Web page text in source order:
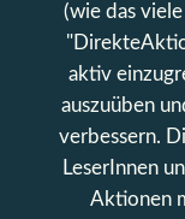
(wie das
aktiv
auszuüben
verbessern.
LeserInnen
Aktionen